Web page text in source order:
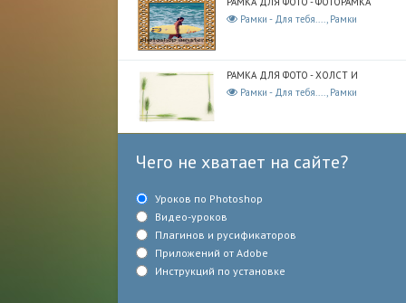
Рамки - Для тебя...., Рамки
РАМКА ДЛЯ ФОТО - ХОЛСТ И
Рамки - Для тебя...., Рамки
Чего не хватает на сайте?
Уроков по Photoshop
Видео-уроков
Плагинов и русификаторов
Приложений от Adobe
Инструкций по установке